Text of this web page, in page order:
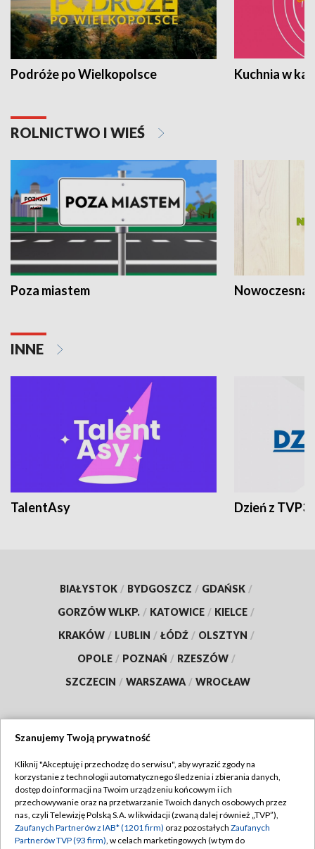
Podróże po Wielkopolsce Kuchnia w
ROLNICTWO I WIEŚ
Poza miastem Nowoczesna
INNE
TalentAsy Dzień z TVP3
BIAŁYSTOK / BYDGOSZCZ / GDAŃSK /
GORZÓW WLKP. / KATOWICE / KIELCE /
KRAKÓW / LUBLIN / ŁÓDŹ / OLSZTYN /
OPOLE / POZNAŃ / RZESZÓW /
SZCZECIN / WARSZAWA / WROCŁAW
TVP
Abonament TVP
Emisja w TVP
Regulamin TVP
Polityka prywatności
Szanujemy Twoją prywatność
Kliknij "Akceptuję i przechodzę do serwisu", aby wyrazić zgody na
korzystanie z technologii automatycznego śledzenia i zbierania danych,
dostęp do informacji na Twoim urządzeniu końcowym i ich
przechowywanie oraz na przetwarzanie Twoich danych osobowych przez
nas, czyli Telewizję Polską S.A. w likwidacji (zwaną dalej również „TVP”),
Zaufanych Partnerów z IAB* (1201 firm) oraz pozostałych Zaufanych
Partnerów TVP (93 firm), w celach marketingowych (w tym do